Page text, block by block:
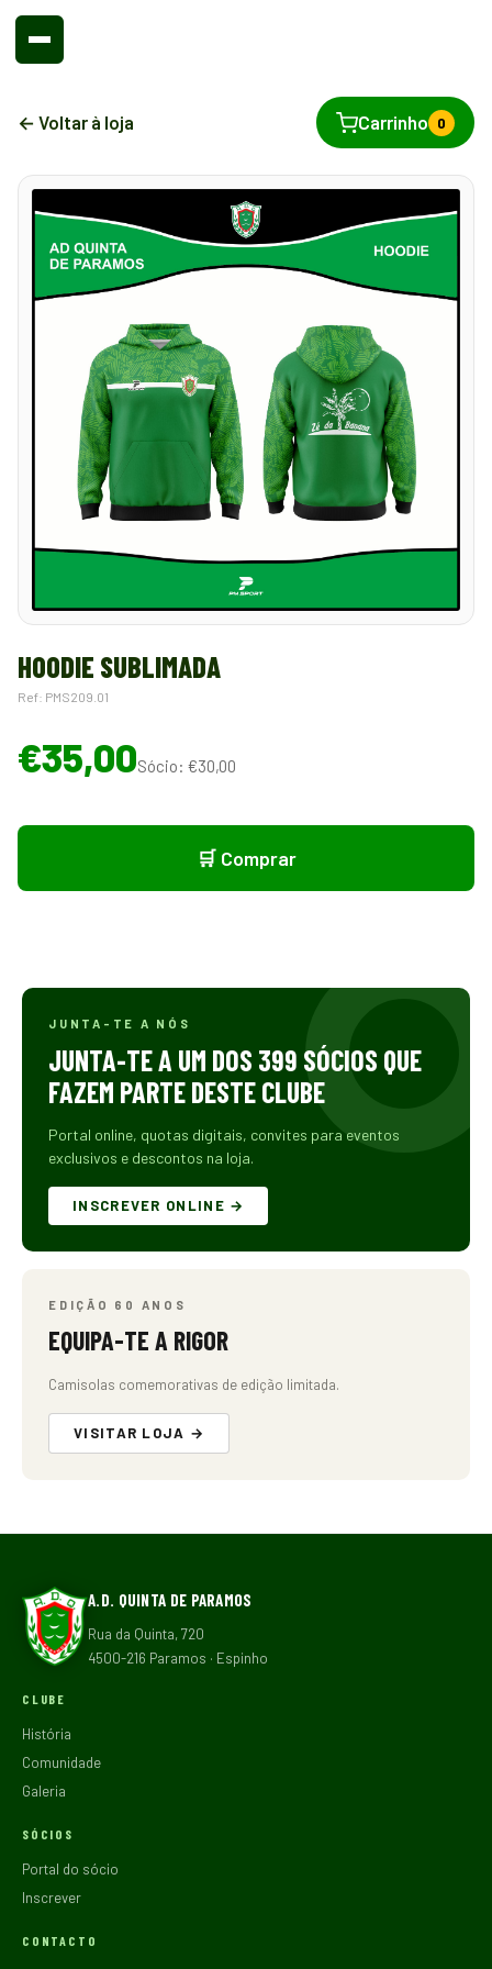
← Voltar à loja Carrinho 0
HOODIE SUBLIMADA
Ref: PMS209.01
€35,00Sócio: €30,00
🛒 Comprar
JUNTA-TE A NÓS
JUNTA-TE A UM DOS 399 SÓCIOS QUE
FAZEM PARTE DESTE CLUBE
Portal online, quotas digitais, convites para eventos
exclusivos e descontos na loja.
INSCREVER ONLINE →
EDIÇÃO 60 ANOS
EQUIPA-TE A RIGOR
Camisolas comemorativas de edição limitada.
VISITAR LOJA →
A.D. QUINTA DE PARAMOS
Rua da Quinta, 720
4500-216 Paramos · Espinho
CLUBE
História
Comunidade
Galeria
SÓCIOS
Portal do sócio
Inscrever
CONTACTO